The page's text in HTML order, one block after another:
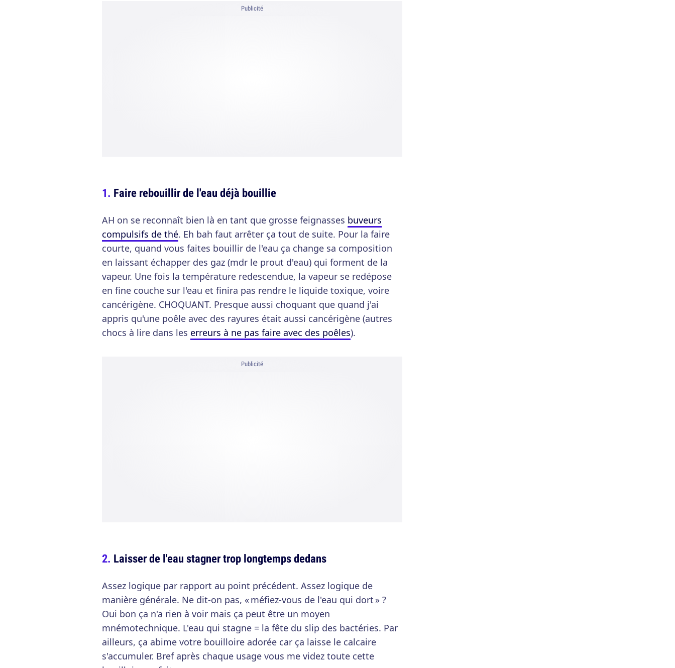
Publicité
Faire rebouillir de l'eau déjà bouillie
AH on se reconnaît bien là en tant que grosse feignasses buveurs
compulsifs de thé. Eh bah faut arrêter ça tout de suite. Pour la faire
courte, quand vous faites bouillir de l'eau ça change sa composition
en laissant échapper des gaz (mdr le prout d'eau) qui forment de la
vapeur. Une fois la température redescendue, la vapeur se redépose
en fine couche sur l'eau et finira pas rendre le liquide toxique, voire
cancérigène. CHOQUANT. Presque aussi choquant que quand j'ai
appris qu'une poêle avec des rayures était aussi cancérigène (autres
chocs à lire dans les erreurs à ne pas faire avec des poêles).
Publicité
Laisser de l'eau stagner trop longtemps dedans
Assez logique par rapport au point précédent. Assez logique de
manière générale. Ne dit-on pas, « méfiez-vous de l'eau qui dort » ?
Oui bon ça n'a rien à voir mais ça peut être un moyen
mnémotechnique. L'eau qui stagne = la fête du slip des bactéries. Par
ailleurs, ça abime votre bouilloire adorée car ça laisse le calcaire
s'accumuler. Bref après chaque usage vous me videz toute cette